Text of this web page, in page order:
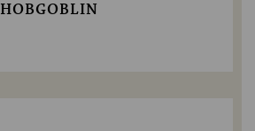
HOBGOBLIN